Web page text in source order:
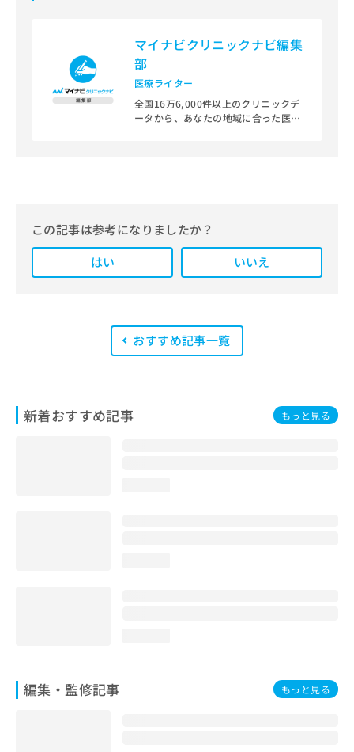
マイナビクリニックナビ編集
部
医療ライター
全国16万6,000件以上のクリニックデ
ータから、あなたの地域に合った医療
また、医療広告ガイドラインに準拠し
た編集体制を整えており、編集部内に
は、一般社団法人薬機法医療法規格協
います。
この記事は参考になりましたか？
はい
いいえ
おすすめ記事一覧
新着おすすめ記事 もっと見る
編集・監修記事 もっと見る